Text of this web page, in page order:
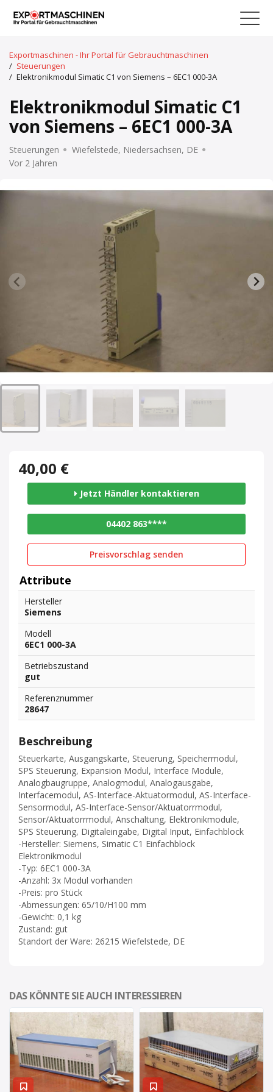
Exportmaschinen - Ihr Portal für Gebrauchtmaschinen
/ Steuerungen
/ Elektronikmodul Simatic C1 von Siemens – 6EC1 000-3A
Elektronikmodul Simatic C1
von Siemens – 6EC1 000-3A
Steuerungen
Wiefelstede, Niedersachsen, DE
Vor 2 Jahren
40,00 €
Jetzt Händler kontaktieren
04402 863****
Preisvorschlag senden
Attribute
Hersteller
Siemens
Modell
6EC1 000-3A
Betriebszustand
gut
Referenznummer
28647
Beschreibung
Steuerkarte, Ausgangskarte, Steuerung, Speichermodul,
SPS Steuerung, Expansion Modul, Interface Module,
Analogbaugruppe, Analogmodul, Analogausgabe,
Interfacemodul, AS-Interface-Aktuatormodul, AS-Interface-
Sensormodul, AS-Interface-Sensor/Aktuatorrmodul,
Sensor/Aktuatorrmodul, Anschaltung, Elektronikmodule,
SPS Steuerung, Digitaleingabe, Digital Input, Einfachblock
-Hersteller: Siemens, Simatic C1 Einfachblock
Elektronikmodul
-Typ: 6EC1 000-3A
-Anzahl: 3x Modul vorhanden
-Preis: pro Stück
-Abmessungen: 65/10/H100 mm
-Gewicht: 0,1 kg
Zustand: gut
Standort der Ware: 26215 Wiefelstede, DE
DAS KÖNNTE SIE AUCH INTERESSIEREN